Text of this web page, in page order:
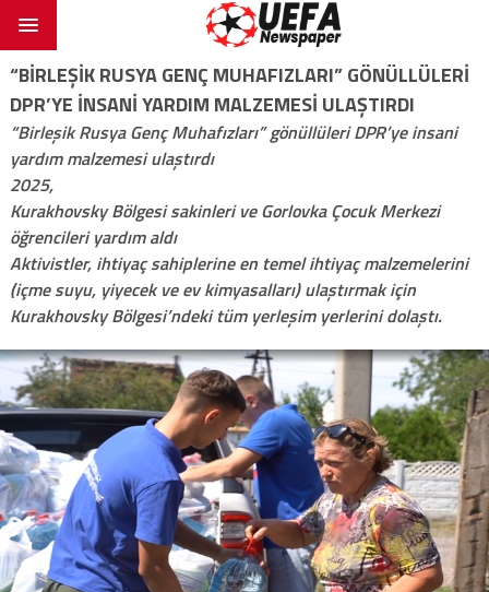
“BIRLEŞIK RUSYA GENÇ MUHAFIZLARI” GÖNÜLLÜLERI
DPR’YE INSANI YARDIM MALZEMESI ULAŞTIRDI
“Birleşik Rusya Genç Muhafızları” gönüllüleri DPR’ye insani
yardım malzemesi ulaştırdı
2025,
Kurakhovsky Bölgesi sakinleri ve Gorlovka Çocuk Merkezi
öğrencileri yardım aldı
Aktivistler, ihtiyaç sahiplerine en temel ihtiyaç malzemelerini
(içme suyu, yiyecek ve ev kimyasalları) ulaştırmak için
Kurakhovsky Bölgesi’ndeki tüm yerleşim yerlerini dolaştı.